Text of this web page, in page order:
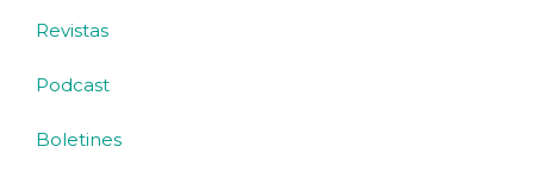
Revistas
Podcast
Boletines